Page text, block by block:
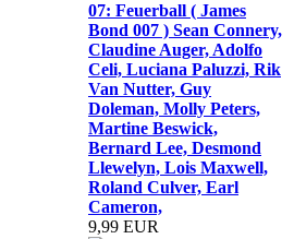
07: Feuerball ( James
Bond 007 ) Sean Connery,
Claudine Auger, Adolfo
Celi, Luciana Paluzzi, Rik
Van Nutter, Guy
Doleman, Molly Peters,
Martine Beswick,
Bernard Lee, Desmond
Llewelyn, Lois Maxwell,
Roland Culver, Earl
Cameron,
9,99 EUR